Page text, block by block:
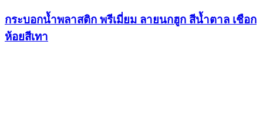
กระบอกน้ำพลาสติก พรีเมี่ยม ลายนกฮูก สีน้ำตาล เชือก
ห้อยสีเทา